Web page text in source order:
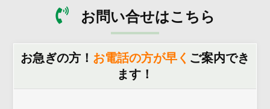
お問い合せはこちら
お急ぎの方！ お電話の方が早く ご案内でき
ます！